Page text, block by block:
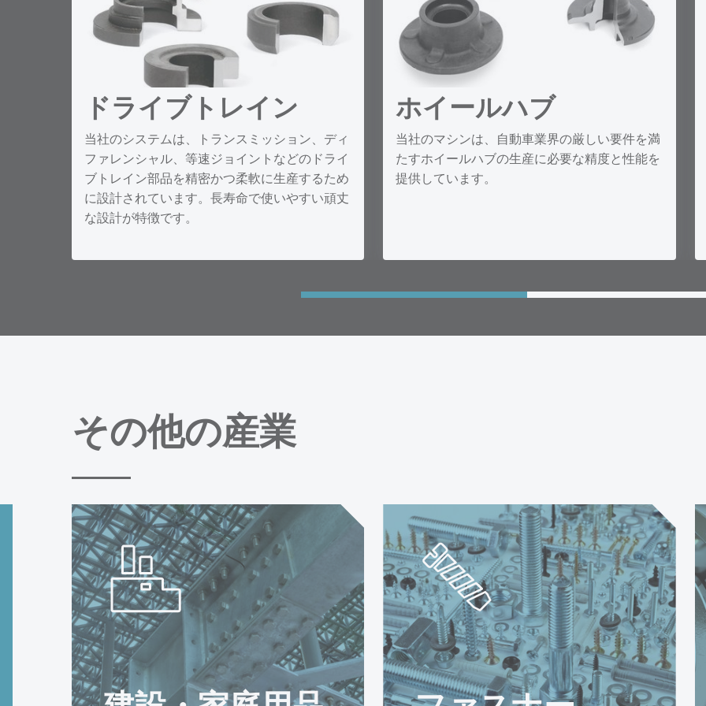
ドライブトレイン
当社のシステムは、トランスミッション、ディ
ファレンシャル、等速ジョイントなどのドライ
ブトレイン部品を精密かつ柔軟に生産するため
に設計されています。長寿命で使いやすい頑丈
な設計が特徴です。
ホイールハブ
当社のマシンは、自動車業界の厳しい要件を満
たすホイールハブの生産に必要な精度と性能を
提供しています。
その他の産業